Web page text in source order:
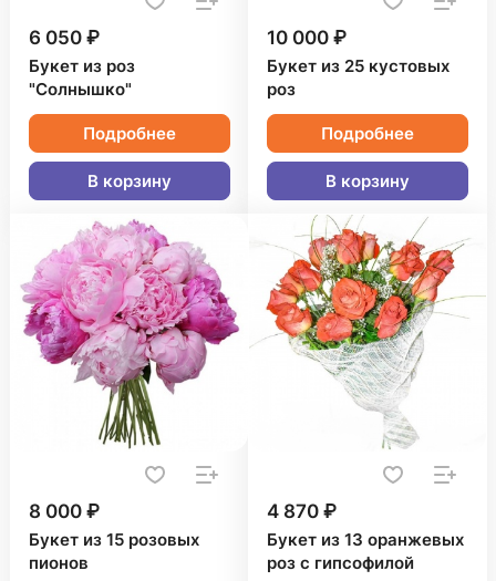
6 050 ₽
Букет из роз
"Солнышко"
Подробнее
В корзину
10 000 ₽
Букет из 25 кустовых
роз
Подробнее
В корзину
8 000 ₽
Букет из 15 розовых
пионов
4 870 ₽
Букет из 13 оранжевых
роз с гипсофилой